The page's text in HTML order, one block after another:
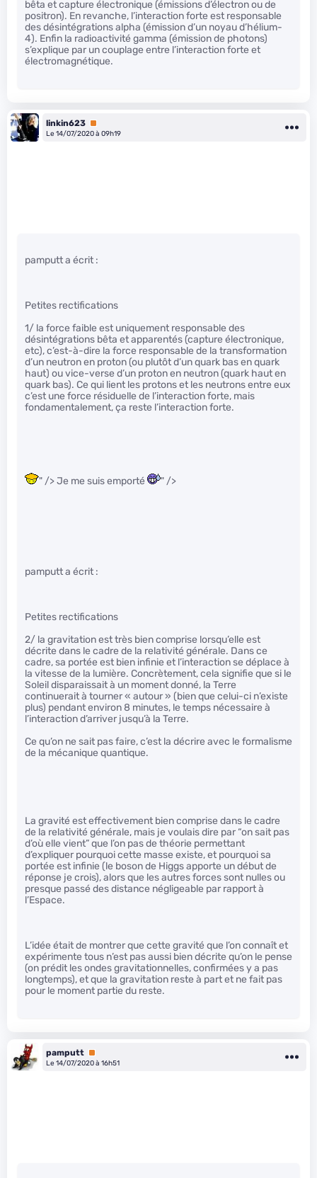
bêta et capture électronique (émissions d’électron ou de
positron). En revanche, l’interaction forte est responsable
des désintégrations alpha (émission d’un noyau d’hélium-
4). Enfin la radioactivité gamma (émission de photons)
s’explique par un couplage entre l’interaction forte et
électromagnétique.
linkin623 Premium
Le 14/07/2020 à 09h19
pamputt a écrit :
Petites rectifications
1/ la force faible est uniquement responsable des
désintégrations bêta et apparentés (capture électronique,
etc), c’est-à-dire la force responsable de la transformation
d’un neutron en proton (ou plutôt d’un quark bas en quark
haut) ou vice-verse d’un proton en neutron (quark haut en
quark bas). Ce qui lient les protons et les neutrons entre eux
c’est une force résiduelle de l’interaction forte, mais
fondamentalement, ça reste l’interaction forte.
" /> Je me suis emporté " />
pamputt a écrit :
Petites rectifications
2/ la gravitation est très bien comprise lorsqu’elle est
décrite dans le cadre de la relativité générale. Dans ce
cadre, sa portée est bien infinie et l’interaction se déplace à
la vitesse de la lumière. Concrètement, cela signifie que si le
Soleil disparaissait à un moment donné, la Terre
continuerait à tourner « autour » (bien que celui-ci n’existe
plus) pendant environ 8 minutes, le temps nécessaire à
l’interaction d’arriver jusqu’à la Terre.
Ce qu’on ne sait pas faire, c’est la décrire avec le formalisme
de la mécanique quantique.
La gravité est effectivement bien comprise dans le cadre
de la relativité générale, mais je voulais dire par “on sait pas
d’où elle vient” que l’on pas de théorie permettant
d’expliquer pourquoi cette masse existe, et pourquoi sa
portée est infinie (le boson de Higgs apporte un début de
réponse je crois), alors que les autres forces sont nulles ou
presque passé des distance négligeable par rapport à
l’Espace.
L’idée était de montrer que cette gravité que l’on connaît et
expérimente tous n’est pas aussi bien décrite qu’on le pense
(on prédit les ondes gravitationnelles, confirmées y a pas
longtemps), et que la gravitation reste à part et ne fait pas
pour le moment partie du reste.
pamputt Premium
Le 14/07/2020 à 16h51